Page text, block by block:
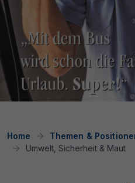
Home
Themen &
Umwelt, Sicherheit & Maut